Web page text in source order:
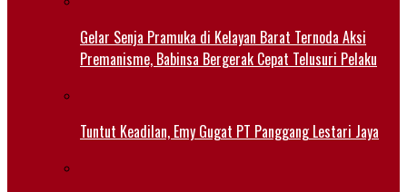
Gelar Senja Pramuka di Kelayan Barat Ternoda Aksi
Premanisme, Babinsa Bergerak Cepat Telusuri Pelaku
Tuntut Keadilan, Emy Gugat PT Panggang Lestari Jaya